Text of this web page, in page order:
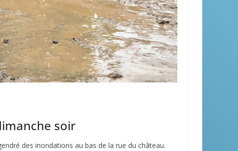
soir
des inondations au bas de la rue du château.